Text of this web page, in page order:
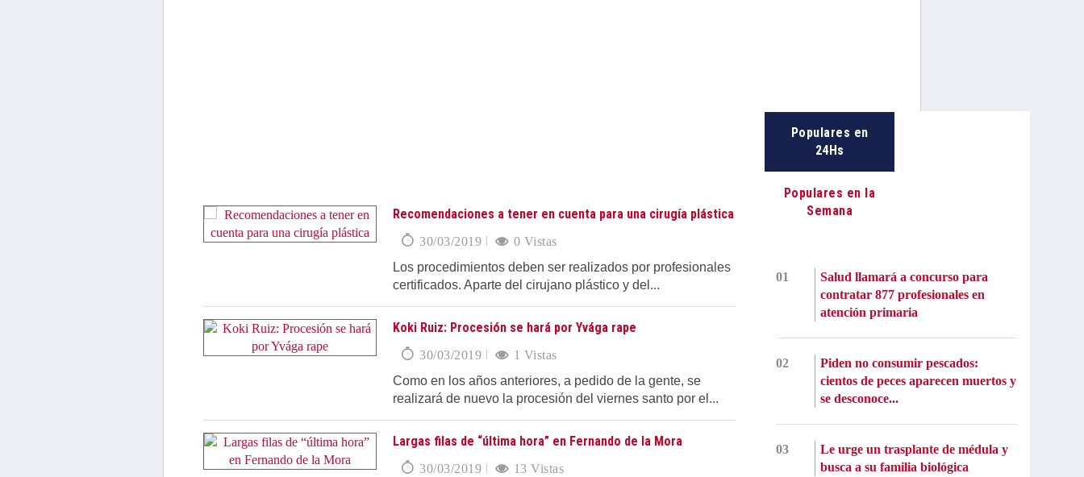
Recomendaciones a tener en cuenta para una cirugía plástica
30/03/2019
0 Vistas
Los procedimientos deben ser realizados por profesionales
certificados. Aparte del cirujano plástico y del...
Koki Ruiz: Procesión se hará por Yvága rape
30/03/2019
1 Vistas
Como en los años anteriores, a pedido de la gente, se
realizará de nuevo la procesión del viernes santo por el...
Largas filas de “última hora” en Fernando de la Mora
30/03/2019
13 Vistas
Populares en
24Hs
Populares en la
Semana
01
Salud llamará a concurso para
contratar 877 profesionales en
atención primaria
02
Piden no consumir pescados:
cientos de peces aparecen muertos y
se desconoce...
03
Le urge un trasplante de médula y
busca a su familia biológica